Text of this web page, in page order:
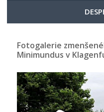
Fotogalerie
Minimundus v